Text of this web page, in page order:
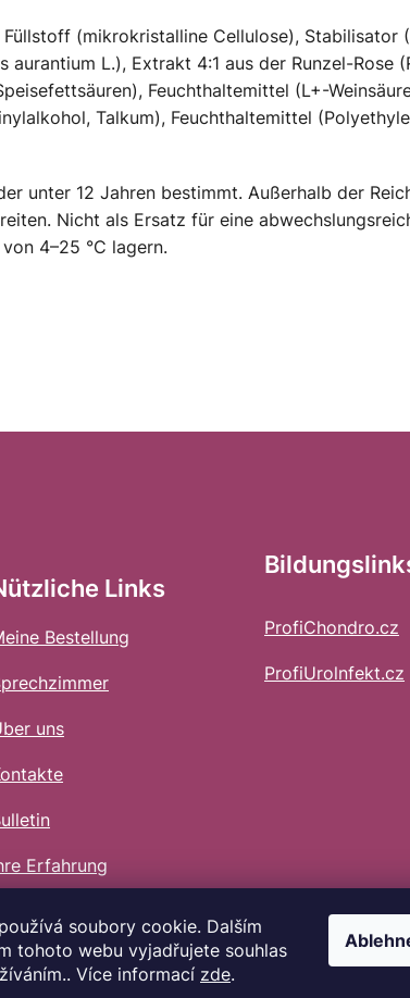
soubory cookie. Dalším
tohoto webu vyjadřujete souhlas
Více informací zde.
(mikrokristalline Cellulose),
L.), Extrakt 4:1 aus der Runzel-Rose
Feuchthaltemittel (L+-
Talkum), Feuchthaltemittel
unter 12 Jahren bestimmt. Außerhalb der
Nicht als Ersatz für eine
4–25 °C lagern.
Links
Bestellung
uns
Erfahrung
ProfiChondro.cz
ProfiUrolnfekt.cz